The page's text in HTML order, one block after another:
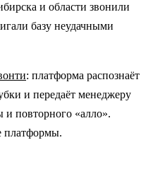
и области звонили
базу неудачными
: платформа распознаёт
и передаёт менеджеру
повторного «алло».
платформы.